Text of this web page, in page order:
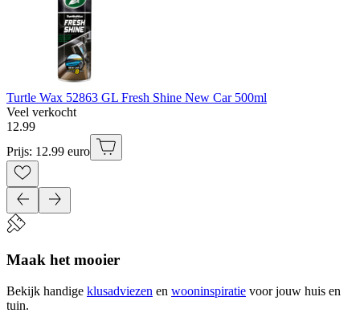
Turtle Wax 52863 GL Fresh Shine New Car 500ml
Veel verkocht
12.99
Prijs: 12.99 euro
Maak het mooier
Bekijk handige klusadviezen en wooninspiratie voor jouw huis en
tuin.